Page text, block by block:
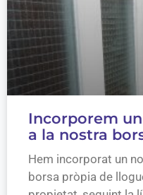
Incorporem
a la nostra
Hem incorporat un
borsa pròpia de